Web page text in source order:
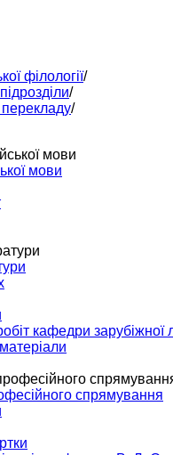
філології/
/
перекладу/
мови
кафедри зарубіжної
спрямування